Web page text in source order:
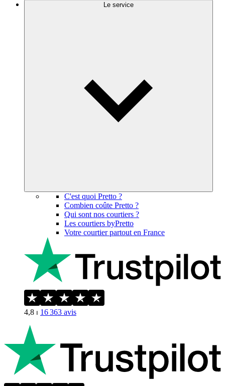
Le service
C'est quoi Pretto ?
Combien coûte Pretto ?
Qui sont nos courtiers ?
Les courtiers byPretto
Votre courtier partout en France
4,8 ⏐ 16 363 avis